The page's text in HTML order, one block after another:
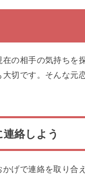
の相手の気持ちを
切です。そんな元
絡しよう
げで連絡を取り合